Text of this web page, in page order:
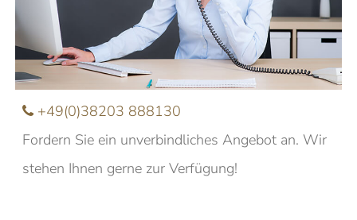
Nachname
E-Mail
Anfrage
+49(0)38203 888130
Fordern Sie ein unverbindliches Angebot an. Wir
stehen Ihnen gerne zur Verfügung!